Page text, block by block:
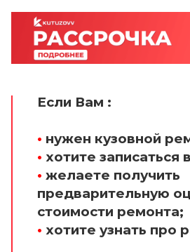
Если Вам :
• нужен кузовной
• хотите записаться
• желаете получить
предварительную
стоимости ремонта;
• хотите узнать про